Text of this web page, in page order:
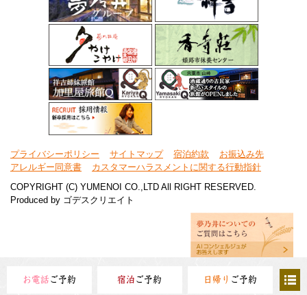
お電話 ご予約 宿泊 ご予約 日帰り ご予約
プライバシーポリシー サイトマップ 宿泊約款
お振込み先
アレルギー同意書
カスタマーハラスメントに関する行動指針
COPYRIGHT (C) YUMENOI CO.,LTD All RIGHT RESERVED.
Produced by ゴデスクリエイト